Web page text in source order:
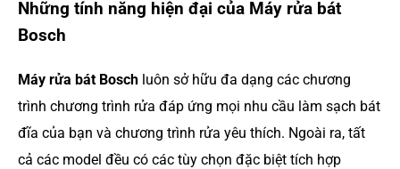
Những tính năng hiện đại của Máy rửa bát
Bosch
Máy rửa bát Bosch luôn sở hữu đa dạng các chương
trình chương trình rửa đáp ứng mọi nhu cầu làm sạch bát
đĩa của bạn và chương trình rửa yêu thích. Ngoài ra, tất
cả các model đều có các tùy chọn đặc biệt tích hợp